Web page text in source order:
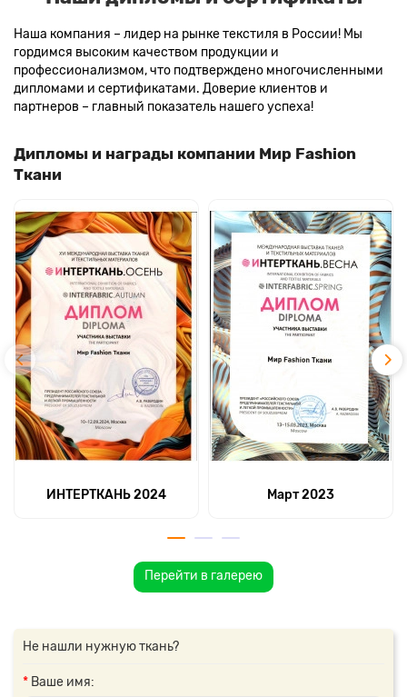
Наша компания – лидер на рынке текстиля в России! Мы
гордимся высоким качеством продукции и
профессионализмом, что подтверждено многочисленными
дипломами и сертификатами. Доверие клиентов и
партнеров – главный показатель нашего успеха!
Дипломы и награды компании Мир Fashion
Ткани
ИНТЕРТКАНЬ 2024 Март 2023
Перейти в галерею
Не нашли нужную ткань?
Ваше имя: